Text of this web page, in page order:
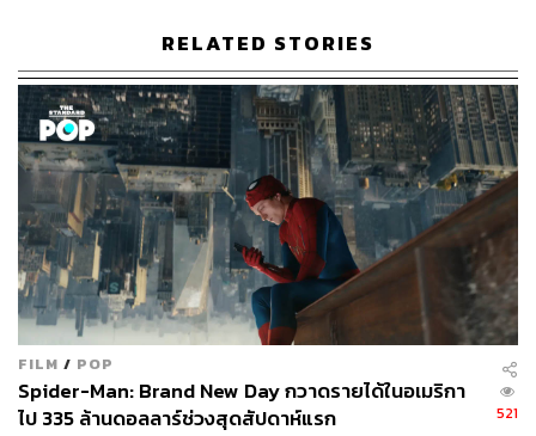
ขนฟูที่ผู้คนทั่วโลกต่างหลงรัก เพื่อบันทึกเรื่องราวแสนอบอุ่น
ของมันเอาไว้ความทรงจำในA Gift from Bob ของขวัญจากบ๊
อบพร้อมกันวันที่ 24 ธันวาคมนี้ ในโรงภาพยนตร์
สามารถรับชมตัวอย่างภาพยนตร์ได้ที่
RELATED STORIES
FILM / POP
Spider-Man: Brand New Day กวาดรายได้ในอเมริกา
ไป 335 ล้านดอลลาร์ช่วงสุดสัปดาห์แรก
521